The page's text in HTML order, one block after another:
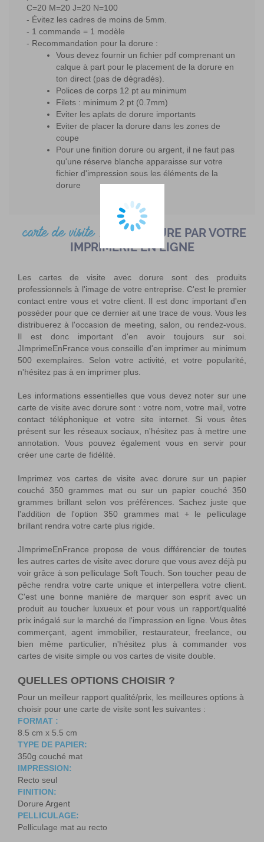
C=20 M=20 J=20 N=100
Évitez les cadres de moins de 5mm.
1 commande = 1 modèle
Recommandation pour la dorure :
Vous devez fournir un fichier pdf comprenant un
calque à part pour le placement de la dorure en
ton direct (pas de dégradés).
Polices de corps 12 pt au minimum
Filets : minimum 2 pt (0.7mm)
Eviter les aplats de dorure importants
Eviter de placer la dorure dans les zones de
coupe
Pour une finition dorure ou argent, il ne faut pas
qu'une réserve blanche apparaisse sur votre
fichier d'impression sous les éléments de la
dorure
carte de visite AVEC DORURE PAR VOTRE
IMPRIMERIE EN LIGNE
Les cartes de visite avec dorure sont des produits
professionnels à l'image de votre entreprise. C'est le premier
contact entre vous et votre client. Il est donc important d'en
posséder pour que ce dernier ait une trace de vous. Vous les
distribuerez à l'occasion de meeting, salon, ou rendez-vous.
Il est donc important d'en avoir toujours sur soi.
JImprimeEnFrance vous conseille d'en imprimer au minimum
500 exemplaires. Selon votre activité, et votre popularité,
n'hésitez pas à en imprimer plus.
Les informations essentielles que vous devez noter sur une
carte de visite avec dorure sont : votre nom, votre mail, votre
contact téléphonique et votre site internet. Si vous êtes
présent sur les réseaux sociaux, n'hésitez pas à mettre une
annotation. Vous pouvez également vous en servir pour
créer une carte de fidélité.
Imprimez vos cartes de visite avec dorure sur un papier
couché 350 grammes mat ou sur un papier couché 350
grammes brillant selon vos préférences. Sachez juste que
l'addition de l'option 350 grammes mat + le pelliculage
brillant rendra votre carte plus rigide.
JImprimeEnFrance propose de vous différencier de toutes
les autres cartes de visite avec dorure que vous avez déjà pu
voir grâce à son pelliculage Soft Touch. Son toucher peau de
pêche rendra votre carte unique et interpellera votre client.
C'est une bonne manière de marquer son esprit avec un
produit au toucher luxueux et pour vous un rapport/qualité
prix inégalé sur le marché de l'impression en ligne. Vous êtes
commerçant, agent immobilier, restaurateur, freelance, ou
bien même particulier, n'hésitez plus à commander vos
cartes de visite simple ou vos cartes de visite double.
QUELLES OPTIONS CHOISIR ?
Pour un meilleur rapport qualité/prix, les meilleures options à
choisir pour une carte de visite sont les suivantes :
FORMAT :
8.5 cm x 5.5 cm
TYPE DE PAPIER:
350g couché mat
IMPRESSION:
Recto seul
FINITION:
Dorure Argent
PELLICULAGE:
Pelliculage mat au recto